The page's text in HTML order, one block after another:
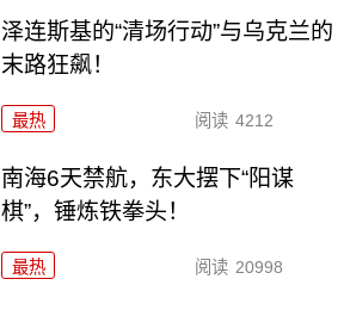
泽连斯基的“清场行动”与乌克兰的
末路狂飙！
最热 阅读 4212
南海6天禁航，东大摆下“阳谋
棋”，锤炼铁拳头！
最热 阅读 20998